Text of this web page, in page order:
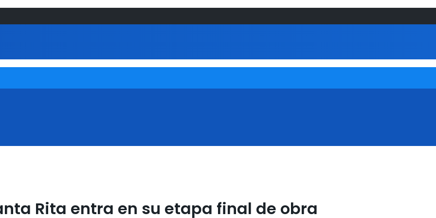
Rita entra en su etapa final de obra